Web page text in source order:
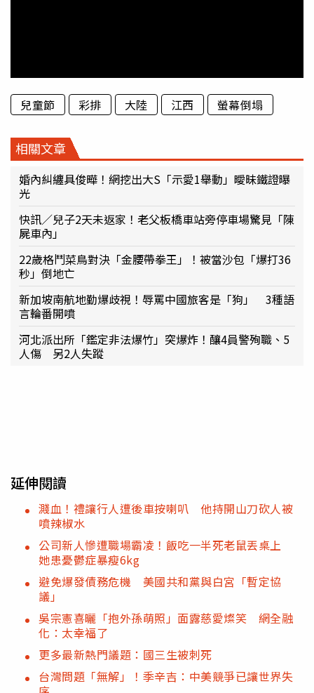
兒童節 彩排 大陸 江西 螢幕倒塌
相關文章
婚內糾纏具俊曄！網挖出大S「示愛1舉動」曖昧鐵證曝
光
快訊／兒子2天未返家！老父板橋車站旁停車場驚見「陳
屍車內」
22歲格鬥菜鳥對決「金腰帶拳王」！被當沙包「爆打36
秒」倒地亡
新加坡南航地勤爆歧視！辱罵中國旅客是「狗」 3種語
言輪番開噴
河北派出所「鑑定非法爆竹」突爆炸！釀4員警殉職、5
人傷 另2人失蹤
延伸閱讀
濺血！禮讓行人遭後車按喇叭 他持開山刀砍人被
噴辣椒水
公司新人慘遭職場霸凌！飯吃一半死老鼠丟桌上
她患憂鬱症暴瘦6kg
避免爆發債務危機 美國共和黨與白宮「暫定協
議」
吳宗憲喜曬「抱外孫萌照」面露慈愛燦笑 網全融
化：太幸福了
更多最新熱門議題：國三生被刺死
台灣問題「無解」！季辛吉：中美競爭已讓世界失